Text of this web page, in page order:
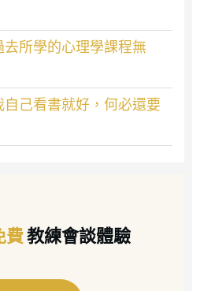
所學的心理學課程無
己看書就好，何必還要
費教練會談體驗